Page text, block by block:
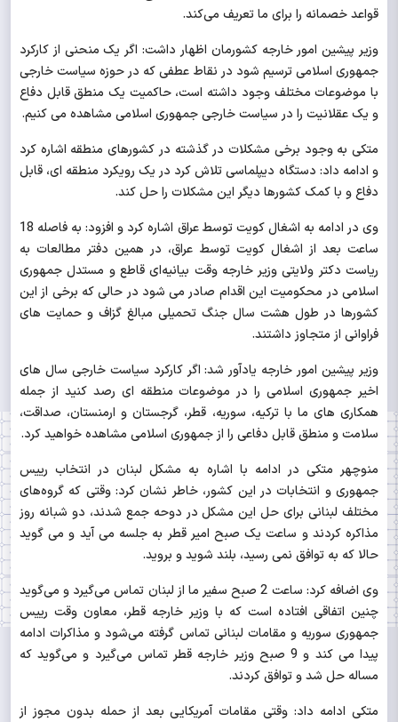
قواعد خصمانه را برای ما تعریف می‌کند.
وزیر پیشین امور خارجه كشورمان اظهار داشت: اگر یک منحنی از کارکرد
جمهوری اسلامی ترسیم شود در نقاط عطفی که در حوزه سیاست خارجی
با موضوعات مختلف وجود داشته است، حاکمیت یک منطق قابل دفاع
و یک عقلانیت را در سیاست خارجی جمهوری اسلامی مشاهده می کنیم.
متکی به وجود برخی مشکلات در گذشته در کشورهای منطقه اشاره کرد
و ادامه داد: دستگاه دیپلماسی تلاش کرد در یک رویکرد منطقه ای، قابل
دفاع و با کمک کشورها دیگر این مشکلات را حل کند.
وی در ادامه به اشغال کویت توسط عراق اشاره کرد و افزود: به فاصله 18
ساعت بعد از اشغال کویت توسط عراق، در همین دفتر مطالعات به
ریاست دکتر ولایتی وزیر خارجه وقت بیانیه‌ای قاطع و مستدل جمهوری
اسلامی در محکومیت این اقدام صادر می شود در حالی که برخی از این
کشورها در طول هشت سال جنگ تحمیلی مبالغ گزاف و حمایت های
فراوانی از متجاوز داشتند.
وزیر پیشین امور خارجه یادآور شد: اگر کارکرد سیاست خارجی سال های
اخیر جمهوری اسلامی را در موضوعات منطقه ای رصد کنید از جمله
همکاری های ما با ترکیه، سوریه، قطر، گرجستان و ارمنستان، صداقت،
سلامت و منطق قابل دفاعی را از جمهوری اسلامی‌ مشاهده خواهید کرد.
منوچهر متکی در ادامه با اشاره به مشکل لبنان در انتخاب رییس
جمهوری و انتخابات در این کشور، خاطر نشان کرد: وقتی که گروه‌های
مختلف لبنانی برای حل این مشکل در دوحه جمع شدند، دو شبانه روز
مذاکره کردند و ساعت یک صبح امیر قطر به جلسه می آید و می گوید
حالا که به توافق نمی رسید، بلند شوید و بروید.
وی اضافه کرد: ساعت 2 صبح سفیر ما از لبنان تماس می‌گیرد و می‌گوید
چنین اتفاقی افتاده است که با وزیر خارجه قطر، معاون وقت رییس
جمهوری سوریه و مقامات لبنانی تماس گرفته می‌شود و مذاکرات ادامه
پیدا می کند و 9 صبح وزیر خارجه قطر تماس می‌گیرد و می‌گوید که
مساله حل شد و توافق کردند.
متکی ادامه داد: وقتی مقامات آمریکایی بعد از حمله بدون مجوز از